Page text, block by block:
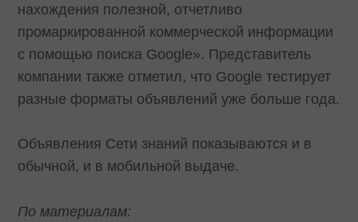
нахождения полезной, отчетливо
промаркированной коммерческой информации
с помощью поиска Google». Представитель
компании также отметил, что Google тестирует
разные форматы объявлений уже больше года.
Объявления Сети знаний показываются и в
обычной, и в мобильной выдаче.
По материалам: